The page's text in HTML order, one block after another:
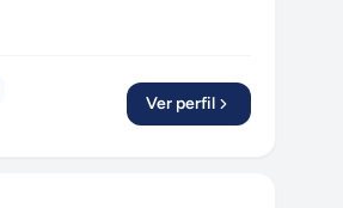
Ver perfil